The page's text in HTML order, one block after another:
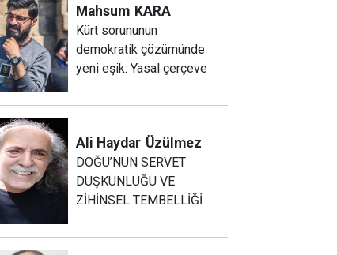
Mahsum KARA
Kürt sorununun
demokratik çözümünde
yeni eşik: Yasal çerçeve
Ali Haydar Üzülmez
DOĞU’NUN SERVET
DÜŞKÜNLÜĞÜ VE
ZİHİNSEL TEMBELLİĞİ